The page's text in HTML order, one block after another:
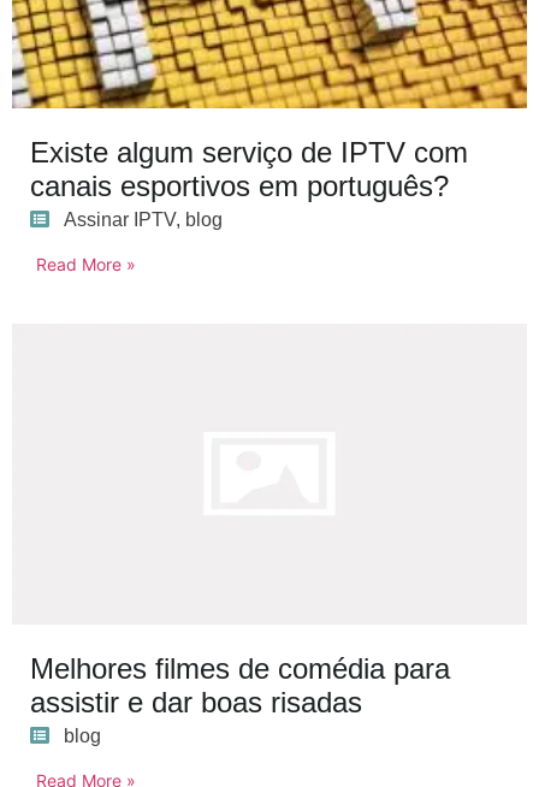
Existe algum serviço de IPTV com
canais esportivos em português?
Assinar IPTV, blog
Read More »
Melhores filmes de comédia para
assistir e dar boas risadas
blog
Read More »